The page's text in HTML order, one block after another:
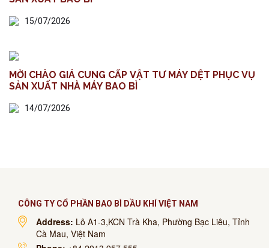
15/07/2026
MỜI CHÀO GIÁ CUNG CẤP VẬT TƯ MÁY DỆT PHỤC VỤ
SẢN XUẤT NHÀ MÁY BAO BÌ
14/07/2026
CÔNG TY CỔ PHẦN BAO BÌ DẦU KHÍ VIỆT NAM
Address: Lô A1-3,KCN Trà Kha, Phường Bạc Liêu, Tỉnh
Cà Mau, Việt Nam